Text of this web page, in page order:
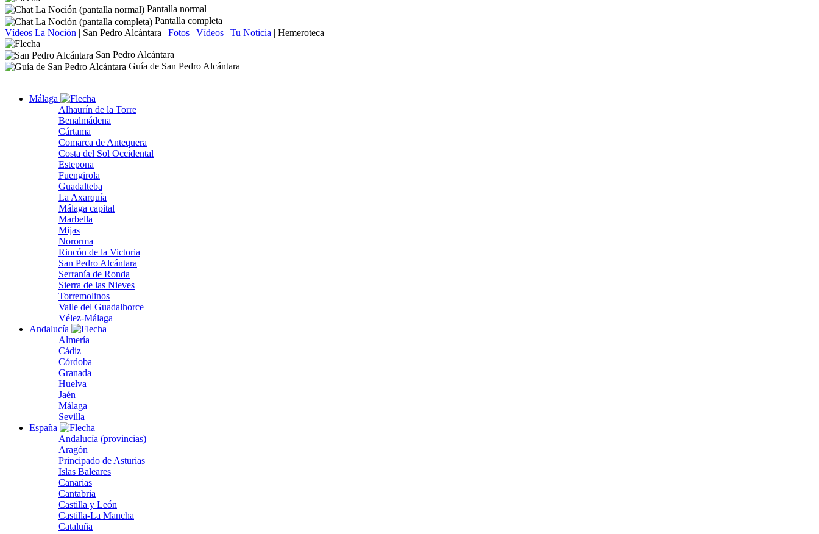
Pantalla normal
Pantalla completa
Vídeos La Noción | San Pedro Alcántara | Fotos | Vídeos | Tu Noticia | Hemeroteca
San Pedro Alcántara
Guía de San Pedro Alcántara
Málaga
Alhaurín de la Torre
Benalmádena
Cártama
Comarca de Antequera
Costa del Sol Occidental
Estepona
Fuengirola
Guadalteba
La Axarquía
Málaga capital
Marbella
Mijas
Nororma
Rincón de la Victoria
San Pedro Alcántara
Serranía de Ronda
Sierra de las Nieves
Torremolinos
Valle del Guadalhorce
Vélez-Málaga
Andalucía
Almería
Cádiz
Córdoba
Granada
Huelva
Jaén
Málaga
Sevilla
España
Andalucía (provincias)
Aragón
Principado de Asturias
Islas Baleares
Canarias
Cantabria
Castilla y León
Castilla-La Mancha
Cataluña